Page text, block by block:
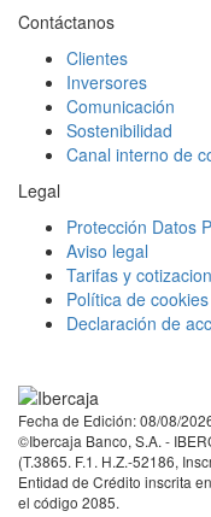
Contáctanos
Clientes
Inversores
Comunicación
Sostenibilidad
Canal interno de
Legal
Protección Datos
Aviso legal
Tarifas y
Política de cookies
Declaración de
Fecha de Edición: 08/08/
©Ibercaja Banco, S.A. -
(T.3865. F.1. H.Z.-52186,
Entidad de Crédito inscrita
el código 2085.